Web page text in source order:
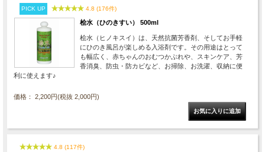
PICK UP 4.8 (176件)
桧水（ひのきすい） 500ml
桧水（ヒノキスイ）は、天然抗菌芳香剤、そしてお手軽
にひのき風呂が楽しめる入浴剤です。その用途はとって
も幅広く、赤ちゃんのおむつかぶれや、スキンケア、芳
香消臭、防虫・防カビなど、お掃除、お洗濯、収納に便
利に使えます♪
価格： 2,200円(税抜 2,000円)
4.8 (117件)